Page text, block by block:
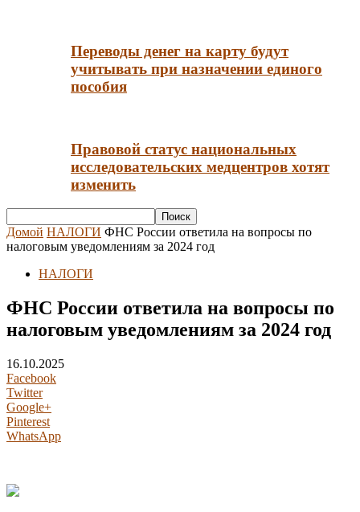
Переводы денег на карту будут
учитывать при назначении единого
пособия
Правовой статус национальных
исследовательских медцентров хотят
изменить
Домой НАЛОГИ ФНС России ответила на вопросы по
налоговым уведомлениям за 2024 год
НАЛОГИ
ФНС России ответила на вопросы по
налоговым уведомлениям за 2024 год
16.10.2025
Facebook
Twitter
Google+
Pinterest
WhatsApp